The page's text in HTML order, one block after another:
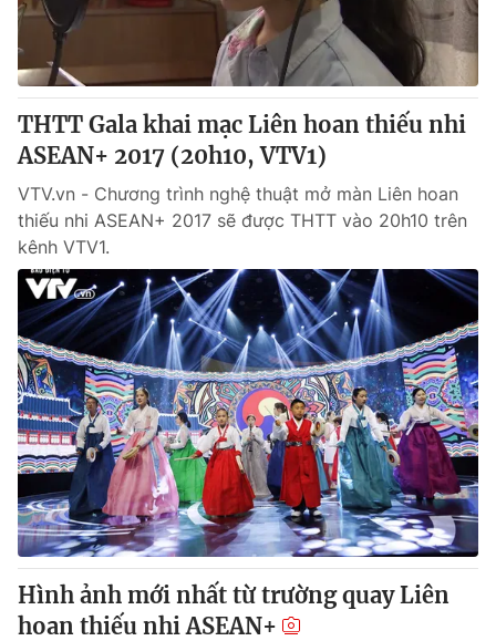
THTT Gala khai mạc Liên hoan thiếu nhi
ASEAN+ 2017 (20h10, VTV1)
VTV.vn - Chương trình nghệ thuật mở màn Liên hoan
thiếu nhi ASEAN+ 2017 sẽ được THTT vào 20h10 trên
kênh VTV1.
Hình ảnh mới nhất từ trường quay Liên
hoan thiếu nhi ASEAN+